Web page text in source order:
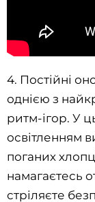
4. Постійні
однією з
ритм-ігор. У
освітленням
поганих
намагаєтесь
стріляєте